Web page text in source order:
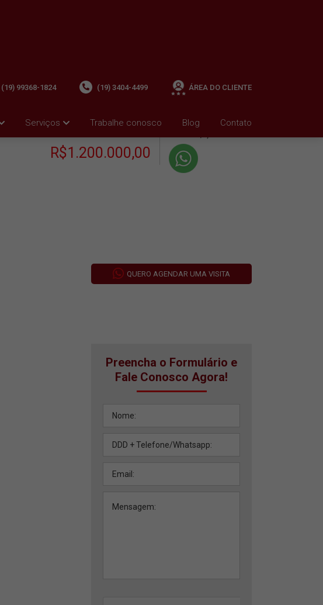
Serviços Trabalhe conosco Blog Contato
(19) 99368-1824 (19) 3404-4499 ÁREA DO CLIENTE
R$1.200.000,00
+ Condomínio R$0,00
QUERO AGENDAR UMA VISITA
Preencha o Formulário e
Fale Conosco Agora!